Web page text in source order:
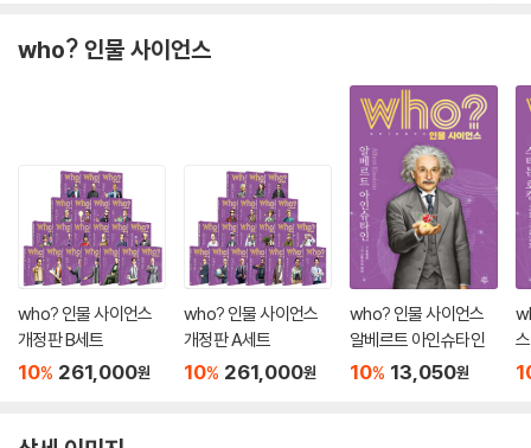
who? 인물 사이언스
who? 인물 사이언스
개정판 B세트
10% 261,000원
who? 인물 사이언스
개정판 A세트
10% 261,000원
who? 인물 사이언스
알베르트 아인슈타인
10% 13,050원